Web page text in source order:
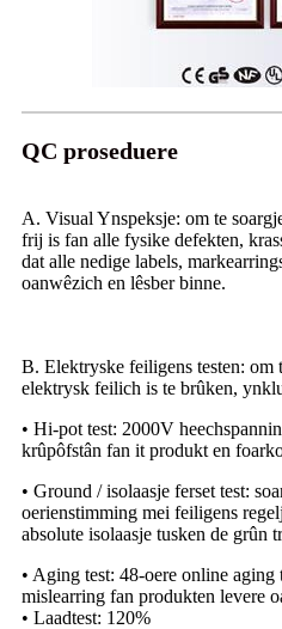
QC proseduere
A. Visual Ynspeksje: om te
frij is fan alle fysike defekten,
dat alle nedige labels,
oanwêzich en lêsber binne.
B. Elektryske feiligens testen: om
elektrysk feilich is te brûken,
• Hi-pot test: 2000V
krûpôfstân fan it produkt en
• Ground / isolaasje ferset test:
oerienstimming mei feiligens
absolute isolaasje tusken de grûn
• Aging test: 48-oere online aging
mislearring fan produkten levere
• Laadtest: 120%